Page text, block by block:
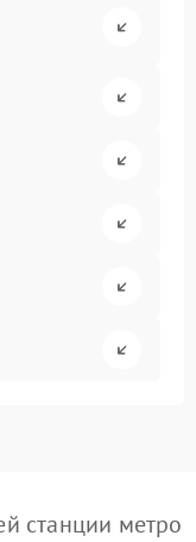
станции метро